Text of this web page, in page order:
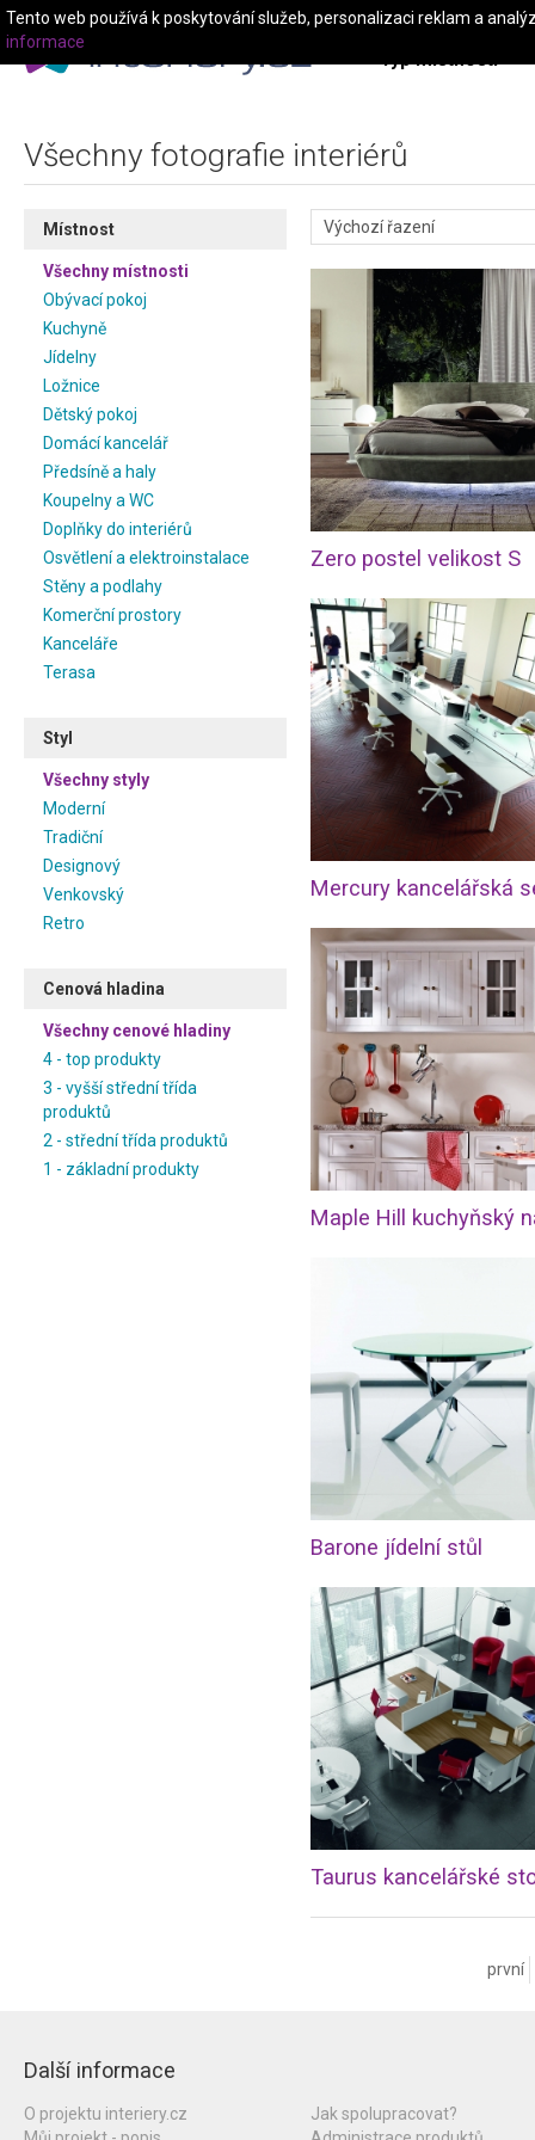
Typ místnosti
Všechny fotografie interiérů
Místnost
Všechny místnosti
Obývací pokoj
Kuchyně
Jídelny
Ložnice
Dětský pokoj
Domácí kancelář
Předsíně a haly
Koupelny a WC
Doplňky do interiérů
Osvětlení a elektroinstalace
Stěny a podlahy
Komerční prostory
Kanceláře
Terasa
Styl
Všechny styly
Moderní
Tradiční
Designový
Venkovský
Retro
Cenová hladina
Všechny cenové hladiny
4 - top produkty
3 - vyšší střední třída
produktů
2 - střední třída produktů
1 - základní produkty
Zero postel velikost S
Barone jídelní stůl
Taurus kancelářské
první
Další informace
O projektu interiery.cz
Jak spolupracovat?
Tento web používá k poskytování služeb, personalizaci reklam a
informace